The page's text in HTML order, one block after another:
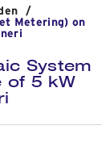
/
Metering) on
System
of 5 kW